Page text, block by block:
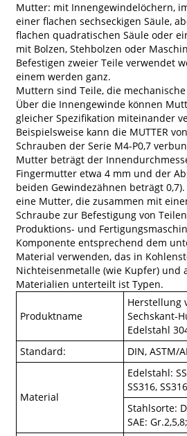
Mutter: mit Innengewindelöchern,
einer flachen sechseckigen Säule,
flachen quadratischen Säule oder
mit Bolzen, Stehbolzen oder
Befestigen zweier Teile verwendet
einem werden ganz.
Muttern sind Teile, die
Über die Innengewinde können
gleicher Spezifikation miteinander
Beispielsweise kann die MUTTER
Schrauben der Serie M4-P0,7
Mutter beträgt der
Fingermutter etwa 4 mm und der
beiden Gewindezähnen beträgt
eine Mutter, die zusammen mit
Schraube zur Befestigung von
Produktions- und
Komponente entsprechend dem
Material verwenden, das in
Nichteisenmetalle (wie Kupfer) und
Materialien unterteilt ist Typen.
Produktname
Herstellung
Sechskant-
Edelstahl
Standard:
DIN, ASTM/
Material
Edelstahl:
SS316,
Stahlsorte:
SAE: